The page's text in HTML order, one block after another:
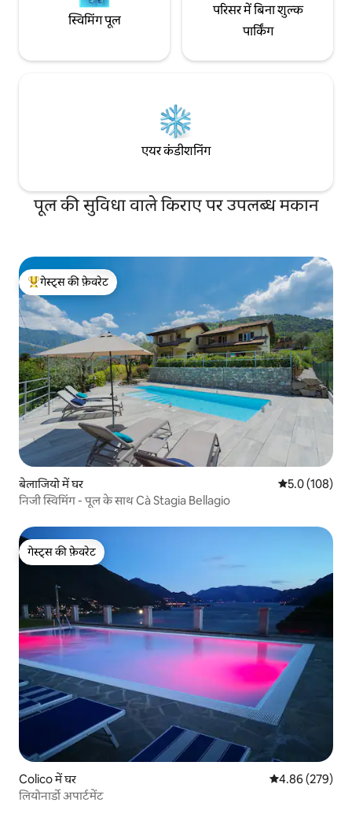
स्विमिंग पूल
परिसर में बिना शुल्क
पार्किंग
एयर कंडीशनिंग
पूल की सुविधा वाले किराए पर उपलब्ध मकान
गेस्ट्स का टॉप फ़ेवरेट
गेस्ट्स की फ़ेवरेट
बेलाजियो में घर औसत रेटिंग 5 में
5.0 (108)
निजी स्विमिंग - पूल के साथ Cà Stagia Bellagio
गेस्ट्स की फ़ेवरेट
गेस्ट्स की फ़ेवरेट
Colico में घर औसत रेटिंग 5 में से
4.86 (279)
लियोनार्डो अपार्टमेंट